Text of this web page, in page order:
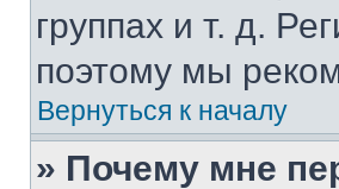
группах и т. д.
поэтому мы
Вернуться к началу
» Почему мне